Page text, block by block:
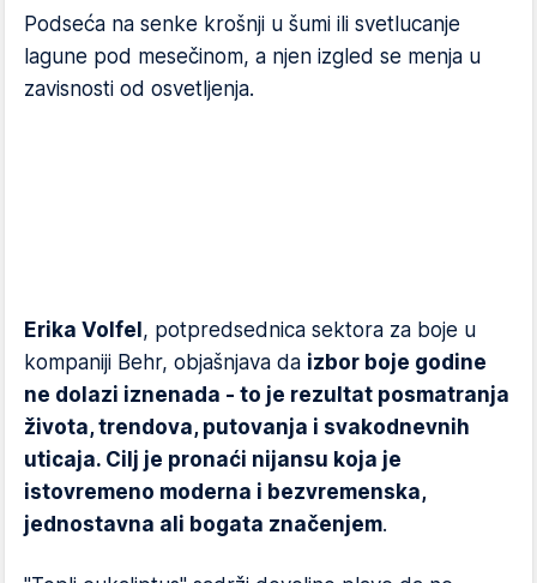
Podseća na senke krošnji u šumi ili svetlucanje
lagune pod mesečinom, a njen izgled se menja u
zavisnosti od osvetljenja.
Erika Volfel , potpredsednica sektora za boje u
kompaniji Behr, objašnjava da izbor boje godine
ne dolazi iznenada - to je rezultat posmatranja
života, trendova, putovanja i svakodnevnih
uticaja. Cilj je pronaći nijansu koja je
istovremeno moderna i bezvremenska,
jednostavna ali bogata značenjem.